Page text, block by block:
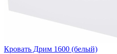
Кровать Дрим 1600 (белый)